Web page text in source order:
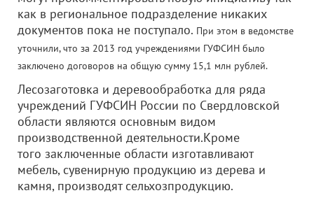
как в региональное подразделение никаких
документов пока не поступало. При этом в ведомстве
уточнили, что за 2013 год учреждениями ГУФСИН было
заключено договоров на общую сумму 15,1 млн рублей.
Лесозаготовка и деревообработка для ряда
учреждений ГУФСИН России по Свердловской
области являются основным видом
производственной деятельности.Кроме
того заключенные области изготавливают
мебель, сувенирную продукцию из дерева и
камня, производят сельхозпродукцию.